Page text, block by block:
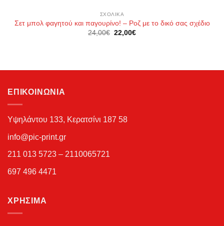
ΣΧΟΛΙΚΆ
Σετ μπολ φαγητού και παγουρίνο! – Ροζ με το δικό σας σχέδιο
24,00€ Original
22,00€Η
ΕΠΙΚΟΙΝΩΝΊΑ
Υψηλάντου 133, Κερατσίνι 187 58
info@pic-print.gr
211 013 5723 – 2110065721
697 496 4471
ΧΡΉΣΙΜΑ